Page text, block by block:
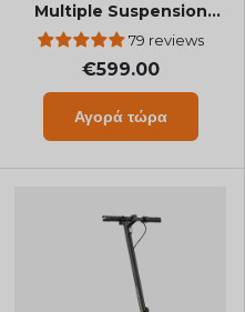
Multiple Suspension
Folding Electric Mini
Bike
79 reviews
€599.00
Αγορά τώρα